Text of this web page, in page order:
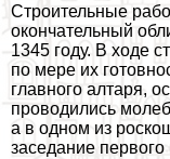
Строительные
окончательный
1345 году. В ходе
по мере их
главного алтаря,
проводились
а в одном из
заседание